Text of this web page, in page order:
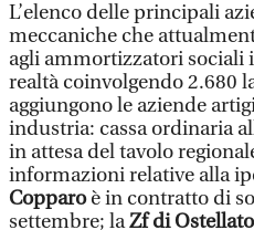
L’elenco delle principali
meccaniche che
agli ammortizzatori
realtà coinvolgendo 2.680
aggiungono le aziende
industria: cassa ordinaria
in attesa del tavolo
informazioni relative alla
Copparoè in contratto di
settembre; laZf di Ostellato